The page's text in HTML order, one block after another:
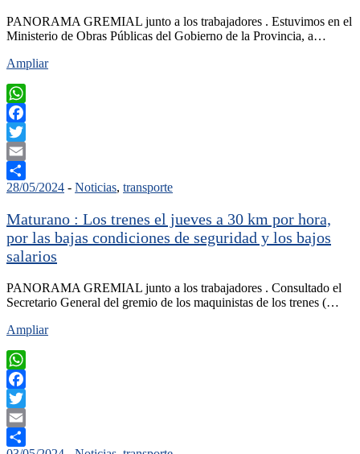
PANORAMA GREMIAL junto a los trabajadores . Estuvimos en el
Ministerio de Obras Públicas del Gobierno de la Provincia, a…
Ampliar
WhatsApp
Facebook
Twitter
Email
Compartir
28/05/2024 - Noticias, transporte
Maturano : Los trenes el jueves a 30 km por hora,
por las bajas condiciones de seguridad y los bajos
salarios
PANORAMA GREMIAL junto a los trabajadores . Consultado el
Secretario General del gremio de los maquinistas de los trenes (…
Ampliar
WhatsApp
Facebook
Twitter
Email